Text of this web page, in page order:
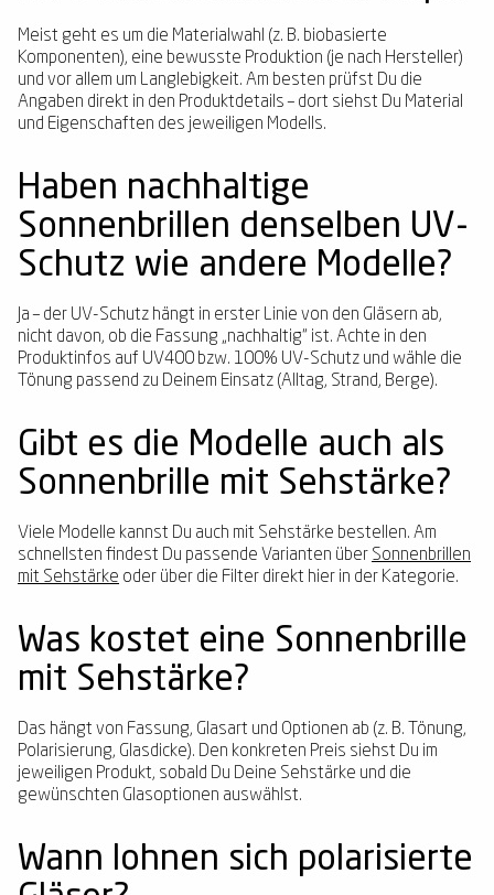
Meist geht es um die Materialwahl (z. B. biobasierte
Komponenten), eine bewusste Produktion (je nach Hersteller)
und vor allem um Langlebigkeit. Am besten prüfst Du die
Angaben direkt in den Produktdetails – dort siehst Du Material
und Eigenschaften des jeweiligen Modells.
Haben nachhaltige
Sonnenbrillen denselben UV-
Schutz wie andere Modelle?
Ja – der UV-Schutz hängt in erster Linie von den Gläsern ab,
nicht davon, ob die Fassung „nachhaltig“ ist. Achte in den
Produktinfos auf UV400 bzw. 100% UV-Schutz und wähle die
Tönung passend zu Deinem Einsatz (Alltag, Strand, Berge).
Gibt es die Modelle auch als
Sonnenbrille mit Sehstärke?
Viele Modelle kannst Du auch mit Sehstärke bestellen. Am
schnellsten findest Du passende Varianten über Sonnenbrillen
mit Sehstärke oder über die Filter direkt hier in der Kategorie.
Was kostet eine Sonnenbrille
mit Sehstärke?
Das hängt von Fassung, Glasart und Optionen ab (z. B. Tönung,
Polarisierung, Glasdicke). Den konkreten Preis siehst Du im
jeweiligen Produkt, sobald Du Deine Sehstärke und die
gewünschten Glasoptionen auswählst.
Wann lohnen sich polarisierte